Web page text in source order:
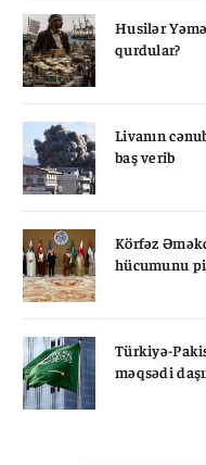
Husilər
qurdular?
Livanın
baş verib
Körfəz
hücumunu
Türkiyə-
məqsədi